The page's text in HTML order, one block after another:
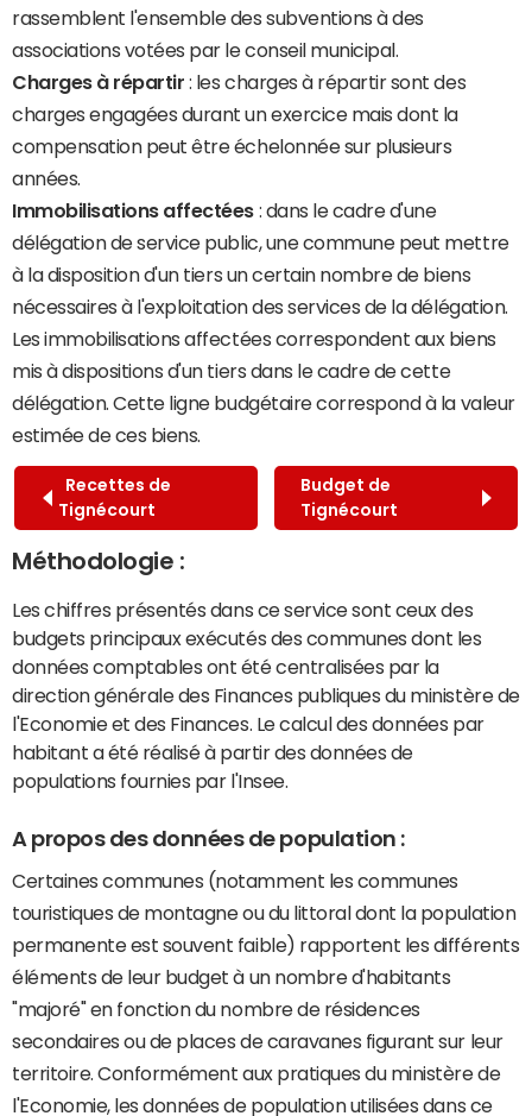
rassemblent l'ensemble des subventions à des
associations votées par le conseil municipal.
Charges à répartir : les charges à répartir sont des
charges engagées durant un exercice mais dont la
compensation peut être échelonnée sur plusieurs
années.
Immobilisations affectées : dans le cadre d'une
délégation de service public, une commune peut mettre
à la disposition d'un tiers un certain nombre de biens
nécessaires à l'exploitation des services de la délégation.
Les immobilisations affectées correspondent aux biens
mis à dispositions d'un tiers dans le cadre de cette
délégation. Cette ligne budgétaire correspond à la valeur
estimée de ces biens.
Recettes de
Tignécourt
Budget de
Tignécourt
Méthodologie :
Les chiffres présentés dans ce service sont ceux des
budgets principaux exécutés des communes dont les
données comptables ont été centralisées par la
direction générale des Finances publiques du ministère de
l'Economie et des Finances. Le calcul des données par
habitant a été réalisé à partir des données de
populations fournies par l'Insee.
A propos des données de population :
Certaines communes (notamment les communes
touristiques de montagne ou du littoral dont la population
permanente est souvent faible) rapportent les différents
éléments de leur budget à un nombre d'habitants
"majoré" en fonction du nombre de résidences
secondaires ou de places de caravanes figurant sur leur
territoire. Conformément aux pratiques du ministère de
l'Economie, les données de population utilisées dans ce